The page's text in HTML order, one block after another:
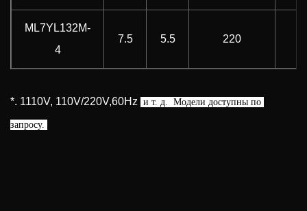
ML7YL132M-
4
7.5 5.5 220
*. 1110V, 110V/220V,60Hz и т. д. Модели доступны по
запросу.